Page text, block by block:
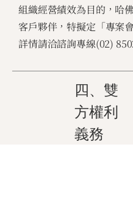
組織經營績效為目的，哈
客戶夥伴，特擬定「專案
詳情請洽諮詢專線(02)
四、雙
方權利
義務